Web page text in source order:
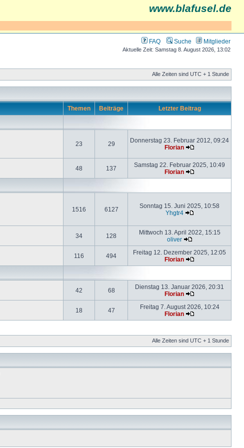
www.blafusel.de
FAQ Suche Mitglieder
Aktuelle Zeit: Samstag 8. August 2026, 13:02
Alle Zeiten sind UTC + 1 Stunde
Themen Beiträge Letzter Beitrag
23 29
Donnerstag 23. Februar 2012, 09:24
Florian
48 137
Samstag 22. Februar 2025, 10:49
Florian
1516 6127
Sonntag 15. Juni 2025, 10:58
Yhgtr4
34 128
Mittwoch 13. April 2022, 15:15
oliver
116 494
Freitag 12. Dezember 2025, 12:05
Florian
42 68
Dienstag 13. Januar 2026, 20:31
Florian
18 47
Freitag 7. August 2026, 10:24
Florian
Alle Zeiten sind UTC + 1 Stunde